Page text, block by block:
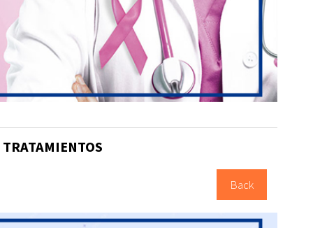
TRATAMIENTOS
Back